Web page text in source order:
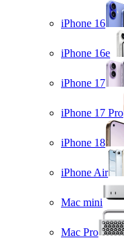
iPhone 16
iPhone 16e
iPhone 17
iPhone 17 Pro
iPhone 18
iPhone Air
Mac mini
Mac Pro